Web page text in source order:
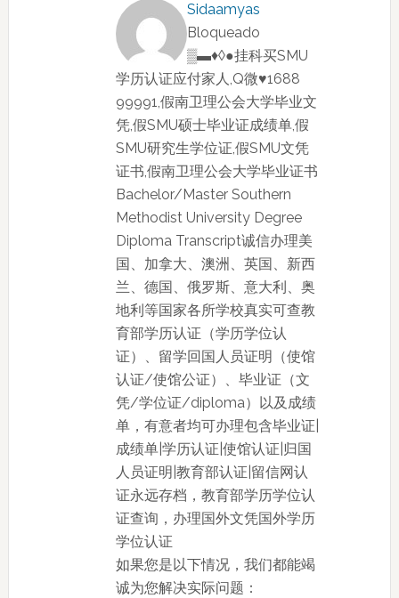
Sidaamyas
Bloqueado
▒▬♦◊●挂科买SMU
学历认证应付家人,Q微♥1688
99991,假南卫理公会大学毕业文
凭,假SMU硕士毕业证成绩单,假
SMU研究生学位证,假SMU文凭
证书,假南卫理公会大学毕业证书
Bachelor/Master Southern
Methodist University Degree
Diploma Transcript诚信办理美
国、加拿大、澳洲、英国、新西
兰、德国、俄罗斯、意大利、奥
地利等国家各所学校真实可查教
育部学历认证（学历学位认
证）、留学回国人员证明（使馆
认证/使馆公证）、毕业证（文
凭/学位证/diploma）以及成绩
单，有意者均可办理包含毕业证|
成绩单|学历认证|使馆认证|归国
人员证明|教育部认证|留信网认
证永远存档，教育部学历学位认
证查询，办理国外文凭国外学历
学位认证
如果您是以下情况，我们都能竭
诚为您解决实际问题：